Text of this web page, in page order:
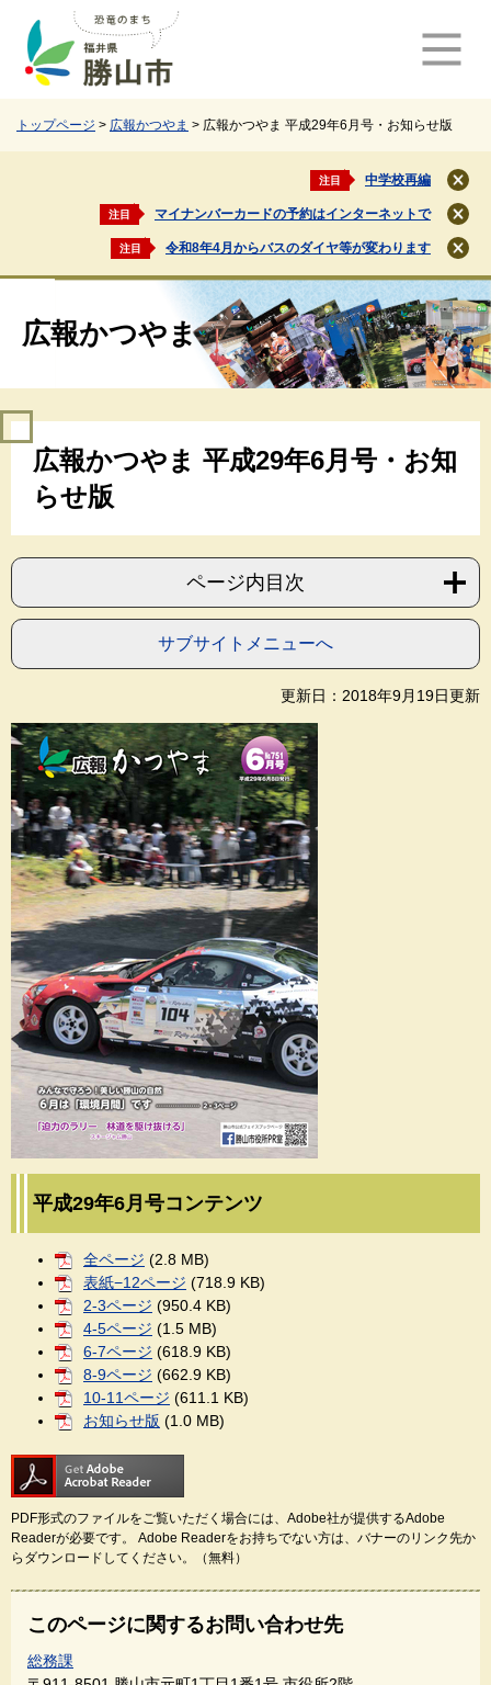
トップページ > 広報かつやま > 広報かつやま 平成29年6月号・お知らせ版
注目 中学校再編
閉
じ
る
注目 マイナンバーカードの予約はインターネットで
閉
じ
る
注目 令和8年4月からバスのダイヤ等が変わります
閉
じ
る
広報かつやま
広報かつやま 平成29年6月号・お知
らせ版
ページ内目次
サブサイトメニューへ
更新日：2018年9月19日更新
平成29年6月号コンテンツ
全ページ (2.8 MB)
表紙−12ページ (718.9 KB)
2-3ページ (950.4 KB)
4-5ページ (1.5 MB)
6-7ページ (618.9 KB)
8-9ページ (662.9 KB)
10-11ページ (611.1 KB)
お知らせ版 (1.0 MB)
PDF形式のファイルをご覧いただく場合には、Adobe社が提供するAdobe
Readerが必要です。
Adobe Readerをお持ちでない方は、バナーのリンク先か
らダウンロードしてください。（無料）
このページに関するお問い合わせ先
総務課